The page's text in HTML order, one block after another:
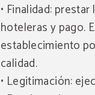
• Finalidad:
hoteleras y pago.
establecimiento
calidad.
• Legitimación: